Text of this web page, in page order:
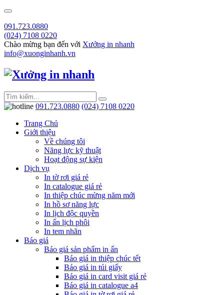
091.723.0880
(024) 7108 0220
Chào mừng bạn đến với Xưởng in nhanh
info@xuonginhanh.vn
091.723.0880 (024) 7108 0220
Trang Chủ
Giới thiệu
Về chúng tôi
Năng lực kỹ thuật
Hoạt động sự kiện
Dịch vụ
In tờ rơi giá rẻ
In catalogue giá rẻ
In thiệp chúc mừng năm mới
In hồ sơ năng lực
In lịch độc quyền
In ấn lịch phôi
In tem nhãn
Báo giá
Báo giá sản phẩm in ấn
Báo giá in thiệp chúc tết
Báo giá in túi giấy
Báo giá in card visit giá rẻ
Báo giá in catalogue a4